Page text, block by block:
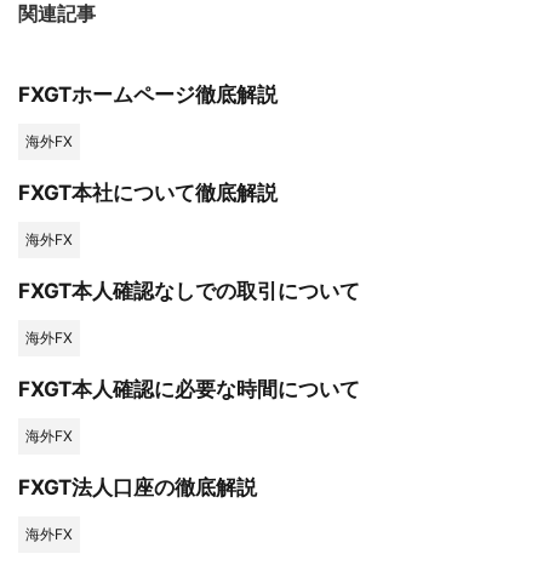
関連記事
FXGTホームページ徹底解説
海外FX
FXGT本社について徹底解説
海外FX
FXGT本人確認なしでの取引について
海外FX
FXGT本人確認に必要な時間について
海外FX
FXGT法人口座の徹底解説
海外FX